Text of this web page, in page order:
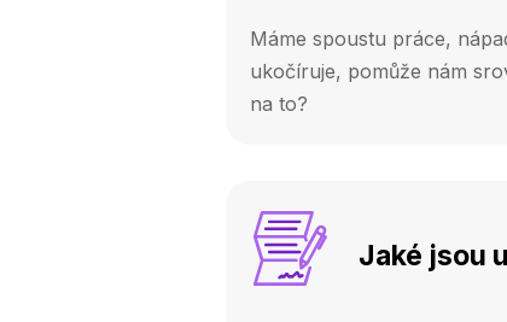
Máme spoustu práce,
ukočíruje, pomůže nám
na to?
Jaké jsou